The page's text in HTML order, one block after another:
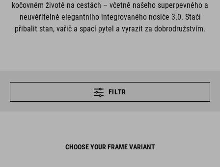
kočovném životě na cestách – včetně našeho superpevného a
neuvěřitelně elegantního integrovaného nosiče 3.0. Stačí
přibalit stan, vařič a spací pytel a vyrazit za dobrodružstvím.
FILTR
CHOOSE YOUR FRAME VARIANT